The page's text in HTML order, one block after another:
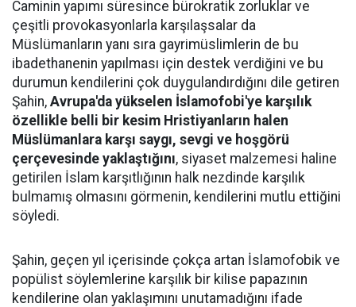
Caminin yapımı süresince bürokratik zorluklar ve
çeşitli provokasyonlarla karşılaşsalar da
Müslümanların yanı sıra gayrimüslimlerin de bu
ibadethanenin yapılması için destek verdiğini ve bu
durumun kendilerini çok duygulandırdığını dile getiren
Şahin, Avrupa'da yükselen İslamofobi'ye karşılık
özellikle belli bir kesim Hristiyanların halen
Müslümanlara karşı saygı, sevgi ve hoşgörü
çerçevesinde yaklaştığını, siyaset malzemesi haline
getirilen İslam karşıtlığının halk nezdinde karşılık
bulmamış olmasını görmenin, kendilerini mutlu ettiğini
söyledi.
Şahin, geçen yıl içerisinde çokça artan İslamofobik ve
popülist söylemlerine karşılık bir kilise papazının
kendilerine olan yaklaşımını unutamadığını ifade